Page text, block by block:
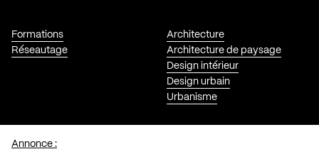
Formations
Réseautage
Architecture
Architecture de paysage
Design intérieur
Design urbain
Urbanisme
Annonce :